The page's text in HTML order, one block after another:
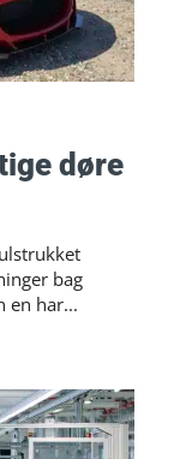
døre
bag
en har...